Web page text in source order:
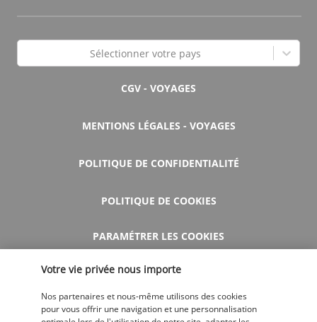
Sélectionner votre pays
CGV - VOYAGES
MENTIONS LÉGALES - VOYAGES
POLITIQUE DE CONFIDENTIALITÉ
POLITIQUE DE COOKIES
PARAMÉTRER LES COOKIES
AIDE ET CONTACT
Votre vie privée nous importe
Nos partenaires et nous-même utilisons des cookies
pour vous offrir une navigation et une personnalisation